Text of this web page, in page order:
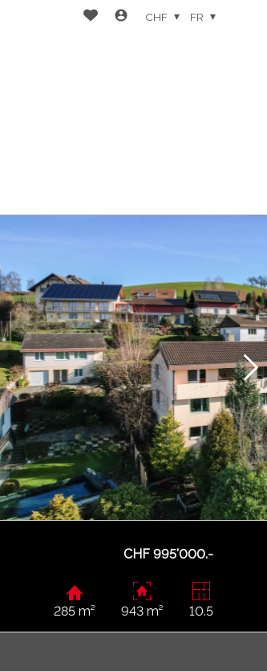
CHF FR
CHF 995'000.-
285 m² 943 m² 10.5